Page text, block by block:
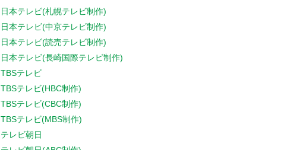
日本テレビ(札幌テレビ制作)
日本テレビ(中京テレビ制作)
日本テレビ(読売テレビ制作)
日本テレビ(長崎国際テレビ制作)
TBSテレビ
TBSテレビ(HBC制作)
TBSテレビ(CBC制作)
TBSテレビ(MBS制作)
テレビ朝日